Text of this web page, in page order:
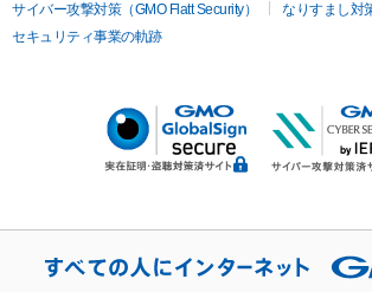
サイバー攻撃対策（GMO Flatt Security）
なりすまし対
セキュリティ事業の軌跡